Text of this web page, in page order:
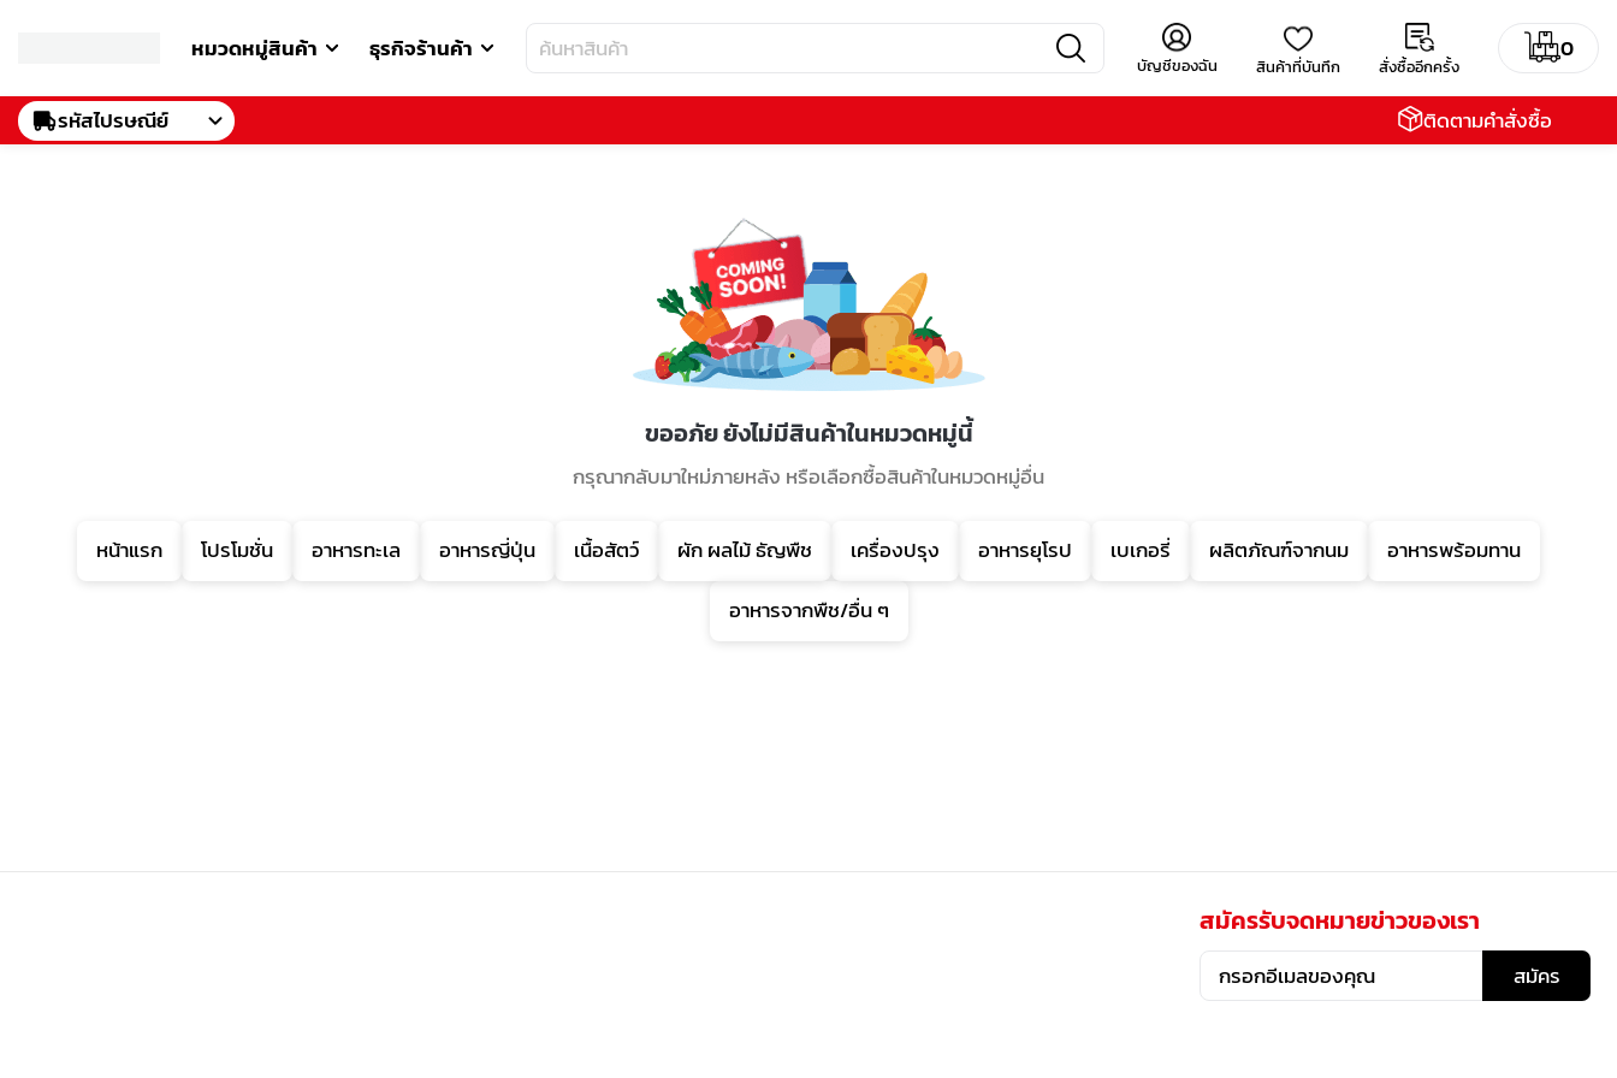
หมวดหมู่สินค้า ธุรกิจร้านค้า
บัญชีของฉัน สินค้าที่บันทึก สั่งซื้ออีกครั้ง
0
รหัสไปรษณีย์ ติดตามคำสั่งซื้อ
ขออภัย ยังไม่มีสินค้าในหมวดหมู่นี้
กรุณากลับมาใหม่ภายหลัง หรือเลือกซื้อสินค้าในหมวดหมู่อื่น
หน้าแรก โปรโมชั่น อาหารทะเล อาหารญี่ปุ่น เนื้อสัตว์ ผัก ผลไม้ ธัญพืช เครื่องปรุง อาหารยุโรป เบเกอรี่ ผลิตภัณฑ์จากนม
อาหารพร้อมทาน
อาหารจากพืช/อื่น ๆ
สมัครรับจดหมายข่าวของเรา
สมัคร